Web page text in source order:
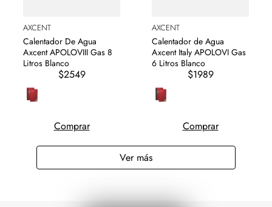
AXCENT
Calentador De Agua
Axcent APOLOVIII Gas 8
Litros Blanco
$2549
Comprar
AXCENT
Calentador de Agua
Axcent Italy APOLOVI Gas
6 Litros Blanco
$1989
Comprar